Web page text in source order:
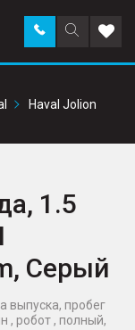
Поиск
по
Заказать
звонок в
Haval Jolion
1.5
Серый
выпуска, пробег
, робот , полный,